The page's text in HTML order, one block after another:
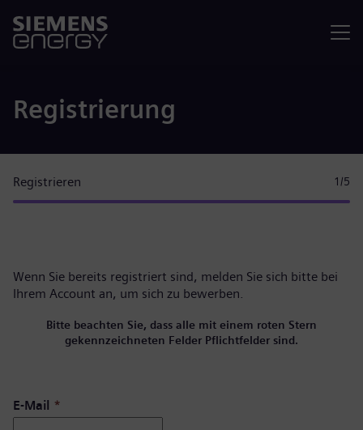
Registrierung
Registrieren 1 /5
Wenn Sie bereits registriert sind, melden Sie sich bitte bei
Ihrem Account an, um sich zu bewerben.
Bitte beachten Sie, dass alle mit einem roten Stern
gekennzeichneten Felder Pflichtfelder sind.
E-Mail *